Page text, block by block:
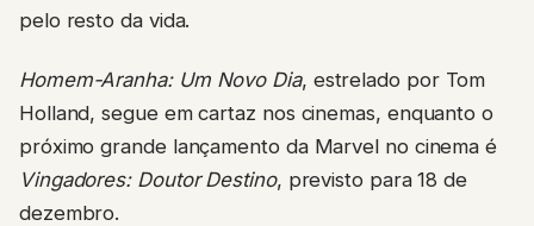
pelo resto da vida.
Homem-Aranha: Um Novo Dia, estrelado por Tom
Holland, segue em cartaz nos cinemas, enquanto o
próximo grande lançamento da Marvel no cinema é
Vingadores: Doutor Destino, previsto para 18 de
dezembro.